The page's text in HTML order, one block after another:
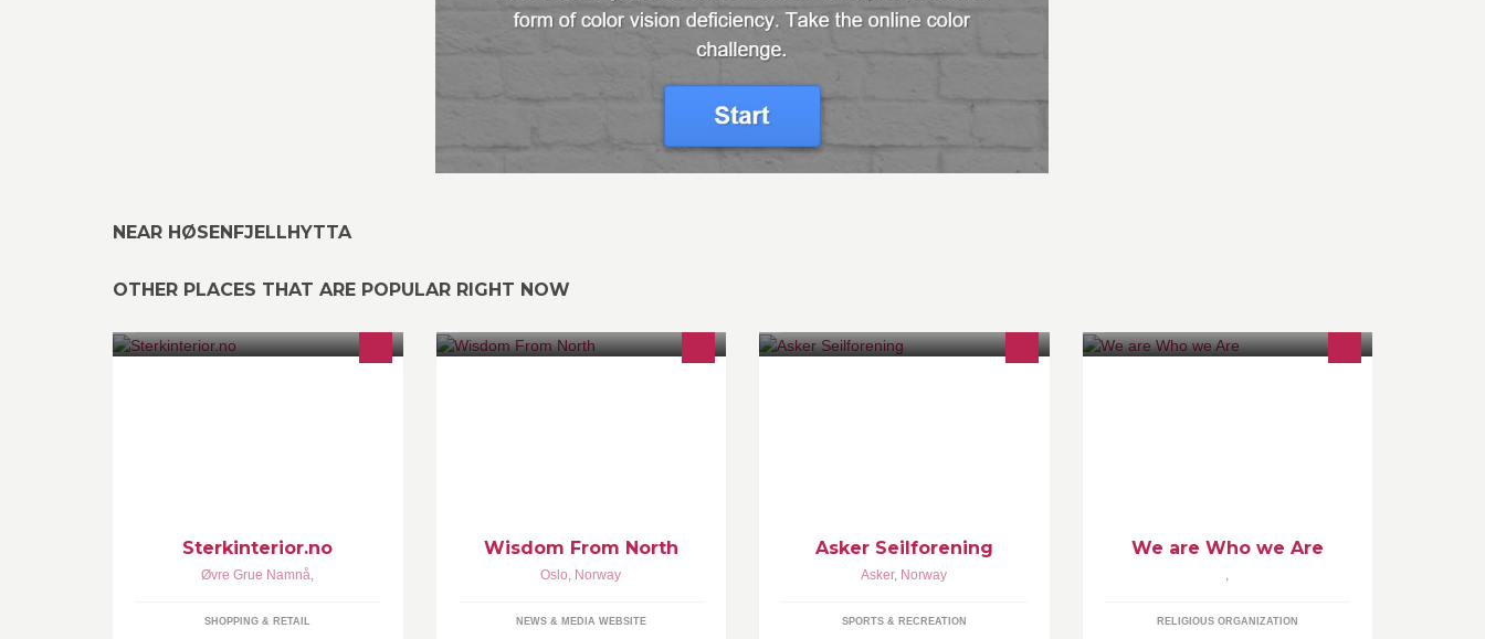
NEAR HØSENFJELLHYTTA
OTHER PLACES THAT ARE POPULAR RIGHT NOW
Sterkinterior.no
Øvre Grue Namnå,
SHOPPING & RETAIL
Wisdom From North
Oslo, Norway
NEWS & MEDIA WEBSITE
Asker Seilforening
Asker, Norway
SPORTS & RECREATION
We are Who we Are
,
RELIGIOUS ORGANIZATION